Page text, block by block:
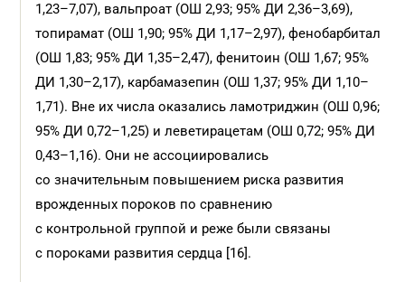
1,23–7,07), вальпроат (ОШ 2,93; 95% ДИ 2,36–3,69),
топирамат (ОШ 1,90; 95% ДИ 1,17–2,97), фенобарбитал
(ОШ 1,83; 95% ДИ 1,35–2,47), фенитоин (ОШ 1,67; 95%
ДИ 1,30–2,17), карбамазепин (ОШ 1,37; 95% ДИ 1,10–
1,71). Вне их числа оказались ламотриджин (ОШ 0,96;
95% ДИ 0,72–1,25) и леветирацетам (ОШ 0,72; 95% ДИ
0,43–1,16). Они не ассоциировались
со значительным повышением риска развития
врожденных пороков по сравнению
с контрольной группой и реже были связаны
с пороками развития сердца [16].